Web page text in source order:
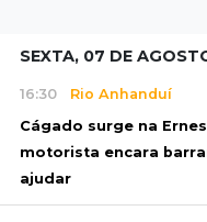
SEXTA, 07 DE
16:30 Rio Anhanduí
Cágado surge na
motorista encara
ajudar